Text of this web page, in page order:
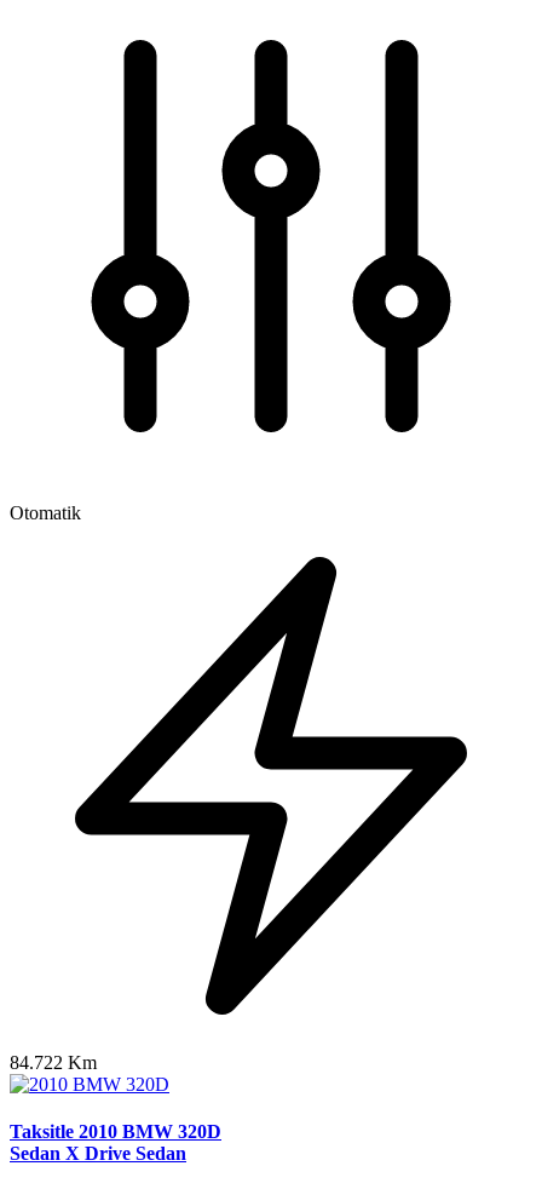
Otomatik
84.722 Km
Taksitle 2010 BMW 320D
Sedan X Drive Sedan